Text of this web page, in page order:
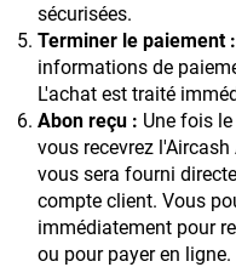
sécurisées.
Terminer le paiement :
informations de
L'achat est traité
Abon reçu : Une fois
vous recevrez
vous sera fourni
compte client. Vous
immédiatement pour
ou pour payer en ligne.